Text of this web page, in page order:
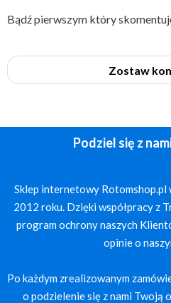
Bądź pierwszym który
Zostaw
Podziel się z
Sklep internetowy Rotomshop.pl
2012 roku. Dzięki współpracy z
program ochrony naszych
opinie o
Po każdym zrealizowanym
o podzielenie się z nami Twoją